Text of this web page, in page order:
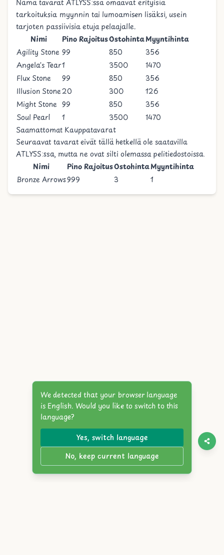
Nämä tavarat ATLYSS:ssa omaavat erityisiä
tarkoituksia myynnin tai lumoamisen lisäksi, usein
tarjoten passiivisia etuja pelaajalle.
Nimi
Pino RajoitusOstohintaMyyntihinta
Agility Stone 99 850
356
Angela's Tear1 3500
1470
Flux Stone
99 850
356
Illusion Stone20 300
126
Might Stone 99 850
356
Soul Pearl
1 3500
1470
Saamattomat Kauppatavarat
Seuraavat tavarat eivät tällä hetkellä ole saatavilla
ATLYSS:ssa, mutta ne ovat silti olemassa pelitiedostoissa.
Nimi
Pino RajoitusOstohintaMyyntihinta
Bronze Arrows999 3 1
We detected that your browser language
is English. Would you like to switch to this
language?
Yes, switch language
No, keep current language